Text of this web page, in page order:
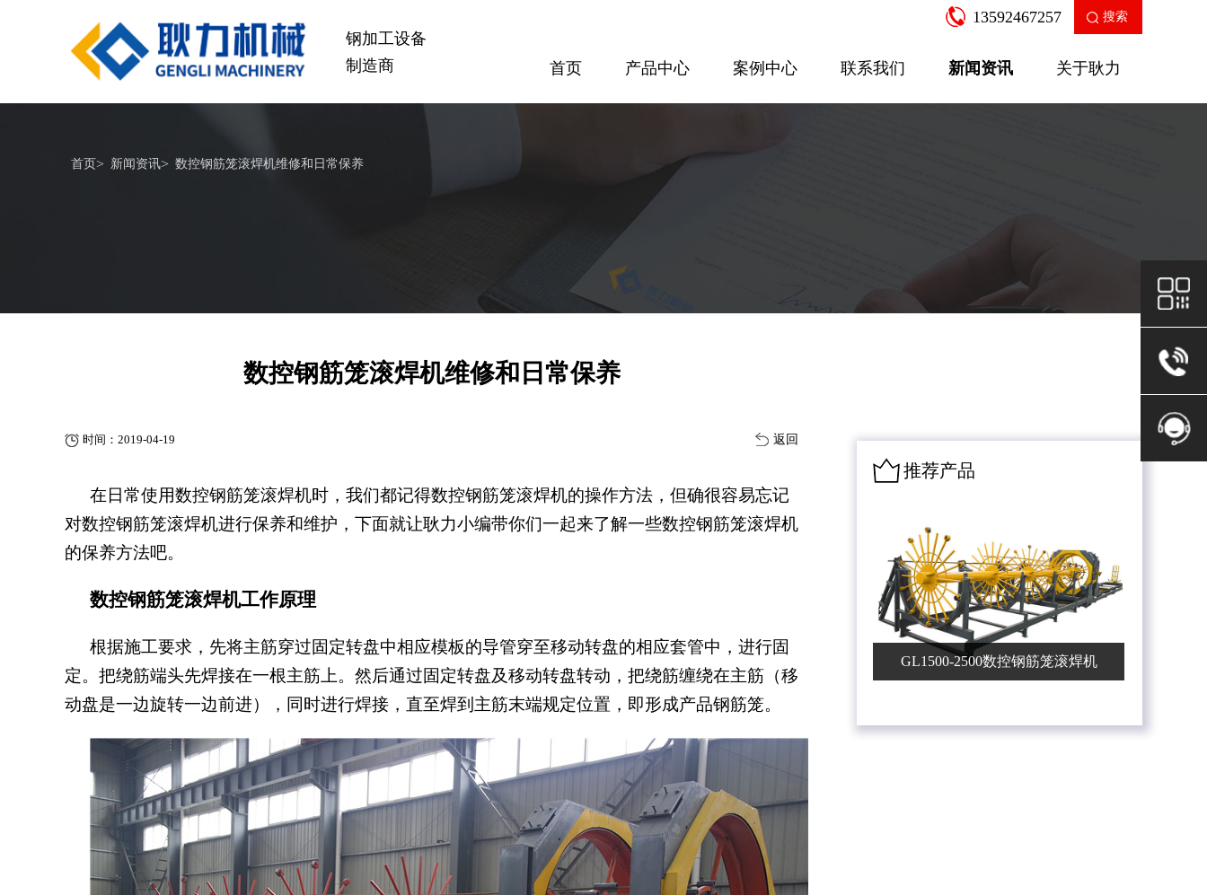
钢加工设备
制造商
13592467257 搜索
首页 产品中心 案例中心 联系我们 新闻资讯 关于耿力
GL120KN数控钢筋剪切生产线 SGW-12A多功能数控弯箍机 针梁式
查看
首页> 新闻资讯> 数控钢筋笼滚焊机维修和日常保养
数控钢筋笼滚焊机维修和日常保养
时间：2019-04-19 返回
在日常使用数控钢筋笼滚焊机时，我们都记得数控钢筋笼滚焊机的操作方法，但确很容易忘记
对数控钢筋笼滚焊机进行保养和维护，下面就让耿力小编带你们一起来了解一些数控钢筋笼滚焊机
的保养方法吧。
数控钢筋笼滚焊机工作原理
根据施工要求，先将主筋穿过固定转盘中相应模板的导管穿至移动转盘的相应套管中，进行固
定。把绕筋端头先焊接在一根主筋上。然后通过固定转盘及移动转盘转动，把绕筋缠绕在主筋（移
动盘是一边旋转一边前进），同时进行焊接，直至焊到主筋末端规定位置，即形成产品钢筋笼。
推荐产品
GL1500-2500数控钢筋笼滚焊机